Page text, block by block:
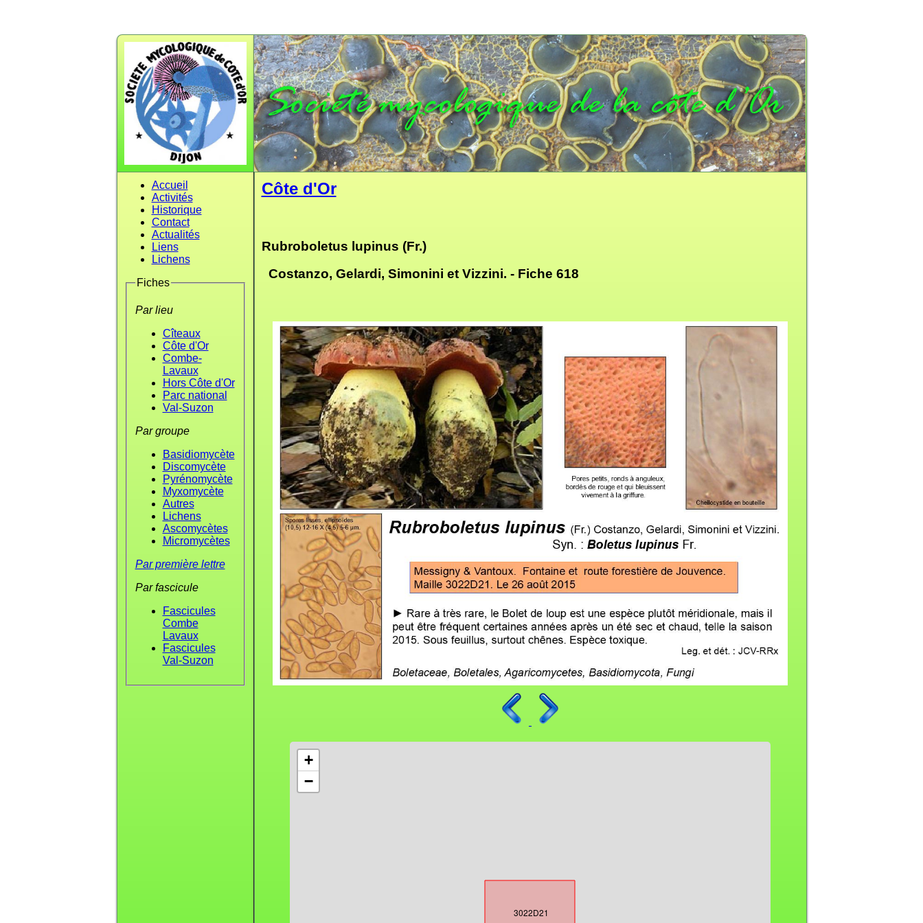
Accueil
Activités
Historique
Contact
Actualités
Liens
Lichens
Fiches
Par lieu
Cîteaux
Côte d'Or
Combe-
Lavaux
Hors Côte d'Or
Parc national
Val-Suzon
Par groupe
Basidiomycète
Discomycète
Pyrénomycète
Myxomycète
Autres
Lichens
Ascomycètes
Micromycètes
Par première lettre
Par fascicule
Fascicules
Combe
Lavaux
Fascicules
Val-Suzon
Côte d'Or
Rubroboletus lupinus (Fr.)
Costanzo, Gelardi, Simonini et Vizzini. - Fiche 618
3022D21
+
−